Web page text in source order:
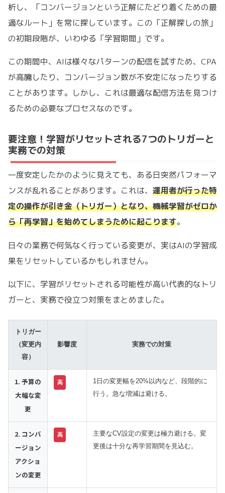
析し、「コンバージョンという正解にたどり着くための最
適なルート」を常に探しています。この「正解探しの旅」
の初期段階が、いわゆる「学習期間」です。
この期間中、AIは様々なパターンの配信を試すため、CPA
が高騰したり、コンバージョン数が不安定になったりする
ことがあります。しかし、これは最適な配信方法を見つけ
るための必要なプロセスなのです。
要注意！学習がリセットされる7つのトリガーと
実務での対策
一度安定したかのように見えても、ある日突然パフォーマ
ンスが乱れることがあります。これは、 運用者が行った特
定の操作が引き金（トリガー）となり、機械学習がゼロか
ら「再学習」を始めてしまうために起こります。
日々の業務で何気なく行っている変更が、実はAIの学習成
果をリセットしているかもしれません。
以下に、学習がリセットされる可能性が高い代表的なトリ
ガーと、実務で役立つ対策をまとめました。
トリガー
（変更内
容）
影響度 実務での対策
1. 予算の
大幅な変
更
高
1日の変更幅を20%以内など、段階的に
行う。急な増減は避ける。
2. コンバ
ージョン
アクショ
ンの変更
高
主要なCV設定の変更は極力避ける。変
更後は十分な再学習期間を見込む。